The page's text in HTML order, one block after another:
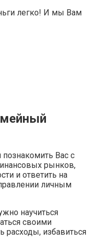
легко! И мы Вам
Вас с
рынков,
и ответить на
личным
научиться
своими
расходы, избавиться